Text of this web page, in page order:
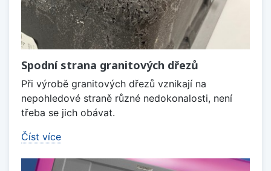
Spodní strana granitových dřezů
Při výrobě granitových dřezů vznikají na
nepohledové straně různé nedokonalosti, není
třeba se jich obávat.
Číst více